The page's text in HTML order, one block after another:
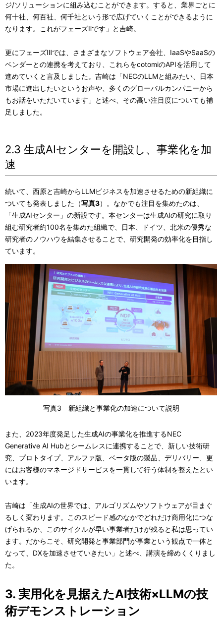
ジ/ソリューションに組み込むことができます。すると、業界ごとに
何十社、何百社、何千社という形で広げていくことができるように
なります。これがフェーズⅡです」と吉崎。
更にフェーズⅢでは、さまざまなソフトウェア会社、IaaSやSaaSの
ベンダーとの連携を考えており、これらをcotomiのAPIを活用して
進めていくと言及しました。吉崎は「NECのLLMと組みたい、日本
市場に進出したいというお声や、多くのグローバルカンパニーから
もお話をいただいています」と述べ、その高い注目度についても補
足しました。
2.3 生成AIセンターを開設し、事業化を加
速
続いて、西原と吉崎からLLMビジネスを加速させるための新組織に
ついても発表しました（写真3）。なかでも注目を集めたのは、
「生成AIセンター」の新設です。本センターは生成AIの研究に取り
組む研究者約100名を集めた組織で、日本、ドイツ、北米の優秀な
研究者のノウハウを結集させることで、研究開発の効率化を目指し
ています。
写真3 新組織と事業化の加速について説明
また、2023年度発足した生成AIの事業化を推進するNEC
Generative AI Hubとシームレスに連携することで、新しい技術研
究、プロトタイプ、アルファ版、ベータ版の製品、デリバリー、更
にはお客様のマネージドサービスを一貫して行う体制を整えたとい
います。
吉崎は「生成AIの世界では、アルゴリズムやソフトウェアが目まぐ
るしく変わります。このスピード感のなかでどれだけ商用化につな
げられるか、このサイクルが早い事業者だけが残ると私は思ってい
ます。だからこそ、研究開発と事業部門が事業という観点で一体と
なって、DXを加速させていきたい」と述べ、講演を締めくくりまし
た。
3. 実用化を見据えたAI技術×LLMの技
術デモンストレーション